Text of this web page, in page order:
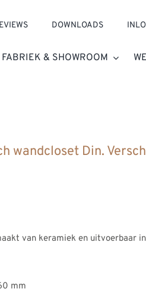
DOWNLOADS
FABRIEK & SHOWROOM
wandcloset Din.
van keramiek en uitvoerbaar in
mm